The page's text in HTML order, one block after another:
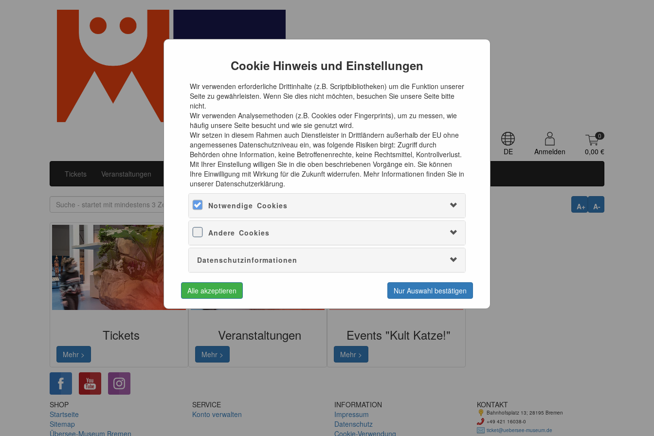
Cookie Hinweis und Einstellungen
Wir verwenden erforderliche Drittinhalte (z.B. Scriptbibliotheken) um die Funktion unserer
Seite zu gewährleisten. Wenn Sie dies nicht möchten, besuchen Sie unsere Seite bitte
nicht.
Wir verwenden Analysemethoden (z.B. Cookies oder Fingerprints), um zu messen, wie
häufig unsere Seite besucht und wie sie genutzt wird.
Wir setzen in diesem Rahmen auch Dienstleister in Drittländern außerhalb der EU ohne
angemessenes Datenschutzniveau ein, was folgende Risiken birgt: Zugriff durch
Behörden ohne Information, keine Betroffenenrechte, keine Rechtsmittel, Kontrollverlust.
Mit Ihrer Einstellung willigen Sie in die oben beschriebenen Vorgänge ein. Sie können
Ihre Einwilligung mit Wirkung für die Zukunft widerrufen. Mehr Informationen finden Sie in
unserer Datenschutzerklärung.
Notwendige Cookies
Andere Cookies
Datenschutzinformationen
Alle akzeptieren Nur Auswahl bestätigen
DE Anmelden
0
0,00 €
Tickets Veranstaltungen Events "Kult Katze!"
A-
A+
Tickets
Mehr >
Veranstaltungen
Mehr >
Events "Kult Katze!"
Mehr >
SHOP
Startseite
Sitemap
Übersee-Museum Bremen
SERVICE
Konto verwalten
INFORMATION
Impressum
Datenschutz
Cookie-Verwendung
KONTAKT
Bahnhofsplatz 13; 28195 Bremen
+49 421 16038-0
ticket@uebersee-museum.de